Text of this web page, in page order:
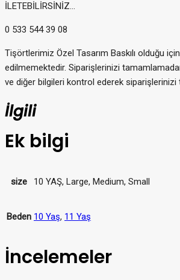
İLETEBİLİRSİNİZ…
0 533 544 39 08
Tişörtlerimiz Özel Tasarım Baskılı olduğu
edilmemektedir. Siparişlerinizi
ve diğer bilgileri kontrol ederek siparişlerinizi
İlgili
Ek bilgi
size 10 YAŞ, Large, Medium, Small
Beden 10 Yaş, 11 Yaş
İncelemeler